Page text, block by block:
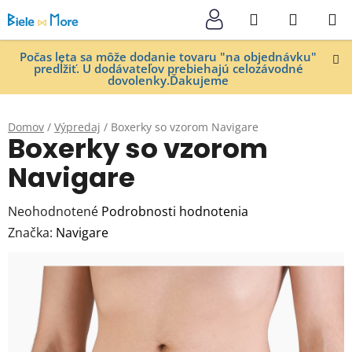
na
obsah
Počas leta sa môže dodanie tovaru "na objednávku"
predĺžiť. U dodávateľov prebiehajú celozávodné
dovolenky.Ďakujeme
Hľadať
KOŠÍK
Domov / Výpredaj / Boxerky so vzorom Navigare
Boxerky so vzorom
Navigare
Priemerné
hodnotenie
Neohodnotené Podrobnosti hodnotenia
Značka: Navigare